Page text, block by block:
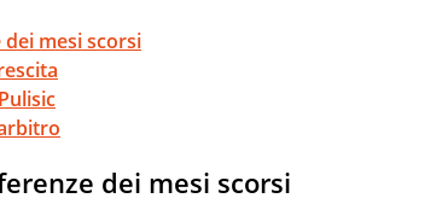
mesi scorsi
dei mesi scorsi